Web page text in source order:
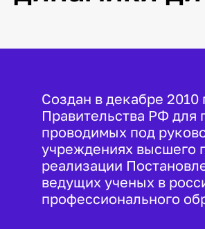
Создан в декабре 2010
Правительства РФ для
проводимых под
учреждениях высшего
реализации
ведущих ученых в
профессионального